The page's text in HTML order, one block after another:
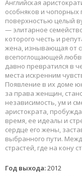
Английская
особняков и чопорных
поверхностью целый
— элитарное
которого честь и
жена, изнывающая от
всепоглощающей
давно превратился в
места искренним
Появление в их доме
за права женщин,
независимость, ум и
аристократа,
время, ее идеалы и
сердце его жены,
выбранного пути.
страстей, где на кону
Год выхода:2012